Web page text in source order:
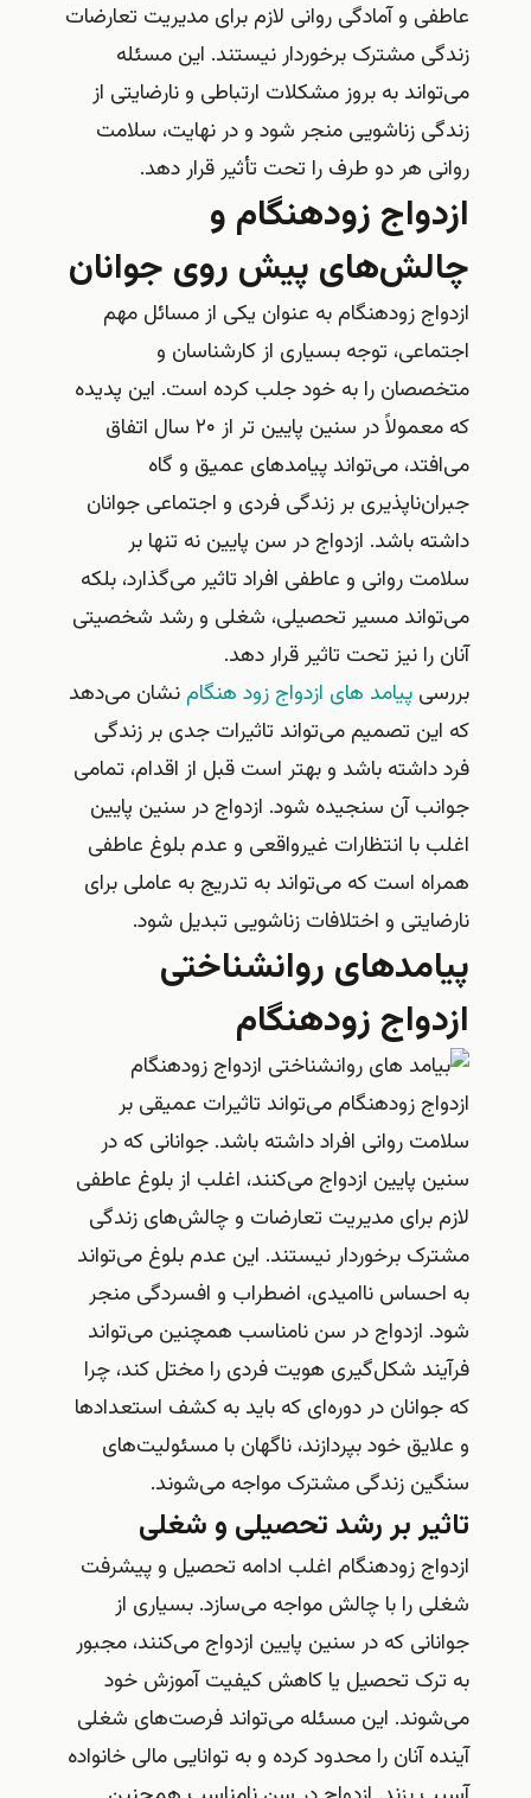
عاطفی و آمادگی روانی لازم برای مدیریت تعارضات
زندگی مشترک برخوردار نیستند. این مسئله
می‌تواند به بروز مشکلات ارتباطی و نارضایتی از
زندگی زناشویی منجر شود و در نهایت، سلامت
روانی هر دو طرف را تحت تأثیر قرار دهد.
ازدواج زودهنگام و
چالش‌های پیش روی جوانان
ازدواج زودهنگام به عنوان یکی از مسائل مهم
اجتماعی، توجه بسیاری از کارشناسان و
متخصصان را به خود جلب کرده است. این پدیده
که معمولاً در سنین پایین تر از ۲۰ سال اتفاق
می‌افتد، می‌تواند پیامدهای عمیق و گاه
جبران‌ناپذیری بر زندگی فردی و اجتماعی جوانان
داشته باشد. ازدواج در سن پایین نه تنها بر
سلامت روانی و عاطفی افراد تاثیر می‌گذارد، بلکه
می‌تواند مسیر تحصیلی، شغلی و رشد شخصیتی
آنان را نیز تحت تاثیر قرار دهد.
بررسیپیامد های ازدواج زود هنگام نشان می‌دهد
که این تصمیم می‌تواند تاثیرات جدی بر زندگی
فرد داشته باشد و بهتر است قبل از اقدام، تمامی
جوانب آن سنجیده شود. ازدواج در سنین پایین
اغلب با انتظارات غیرواقعی و عدم بلوغ عاطفی
همراه است که می‌تواند به تدریج به عاملی برای
نارضایتی و اختلافات زناشویی تبدیل شود.
پیامدهای روانشناختی
ازدواج زودهنگام
ازدواج زودهنگام می‌تواند تاثیرات عمیقی بر
سلامت روانی افراد داشته باشد. جوانانی که در
سنین پایین ازدواج می‌کنند، اغلب از بلوغ عاطفی
لازم برای مدیریت تعارضات و چالش‌های زندگی
مشترک برخوردار نیستند. این عدم بلوغ می‌تواند
به احساس ناامیدی، اضطراب و افسردگی منجر
شود. ازدواج در سن نامناسب همچنین می‌تواند
فرآیند شکل‌گیری هویت فردی را مختل کند، چرا
که جوانان در دوره‌ای که باید به کشف استعدادها
و علایق خود بپردازند، ناگهان با مسئولیت‌های
سنگین زندگی مشترک مواجه می‌شوند.
تاثیر بر رشد تحصیلی و شغلی
ازدواج زودهنگام اغلب ادامه تحصیل و پیشرفت
شغلی را با چالش مواجه می‌سازد. بسیاری از
جوانانی که در سنین پایین ازدواج می‌کنند، مجبور
به ترک تحصیل یا کاهش کیفیت آموزش خود
می‌شوند. این مسئله می‌تواند فرصت‌های شغلی
آینده آنان را محدود کرده و به توانایی مالی خانواده